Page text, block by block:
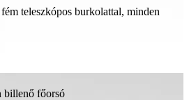
teleszkópos burkolattal, minden
billenő főorsó